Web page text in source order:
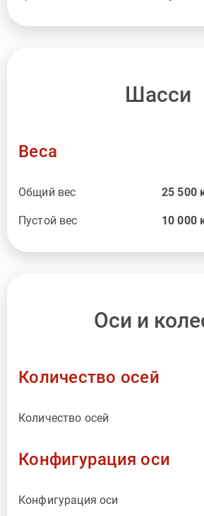
Шасси
Веса
Общий вес 25 500
Пустой вес 10 000
Оси и
Количество осей
Количество осей
Конфигурация оси
Конфигурация оси